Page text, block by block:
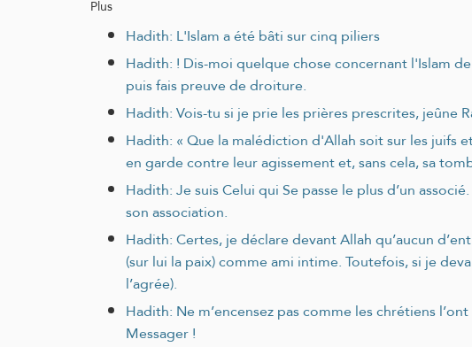
Plus
Hadith: L'Islam a été bâti sur cinq piliers
Hadith: ! Dis-moi quelque chose concernant l'Islam
puis fais preuve de droiture.
Hadith: Vois-tu si je prie les prières prescrites,
Hadith: « Que la malédiction d'Allah soit sur les juifs
en garde contre leur agissement et, sans cela, sa
Hadith: Je suis Celui qui Se passe le plus d’un
son association.
Hadith: Certes, je déclare devant Allah qu’aucun
(sur lui la paix) comme ami intime. Toutefois, si je
l’agrée).
Hadith: Ne m’encensez pas comme les chrétiens
Messager !